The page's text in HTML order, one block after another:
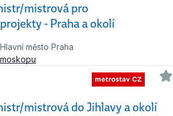
mistrová pro
- Praha a okolí
Hlavní město Praha
mistrová do Jihlavy a okolí